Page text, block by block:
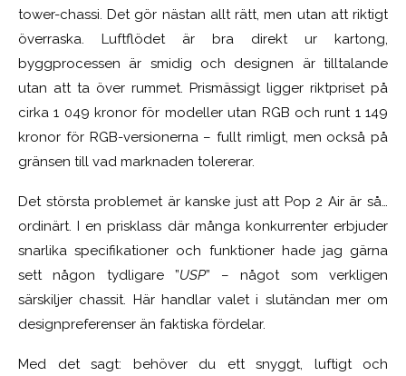
tower-chassi. Det gör nästan allt rätt, men utan att riktigt
överraska. Luftflödet är bra direkt ur kartong,
byggprocessen är smidig och designen är tilltalande
utan att ta över rummet. Prismässigt ligger riktpriset på
cirka 1 049 kronor för modeller utan RGB och runt 1 149
kronor för RGB-versionerna – fullt rimligt, men också på
gränsen till vad marknaden tolererar.
Det största problemet är kanske just att Pop 2 Air är så…
ordinärt. I en prisklass där många konkurrenter erbjuder
snarlika specifikationer och funktioner hade jag gärna
sett någon tydligare ”USP” – något som verkligen
särskiljer chassit. Här handlar valet i slutändan mer om
designpreferenser än faktiska fördelar.
Med det sagt: behöver du ett snyggt, luftigt och